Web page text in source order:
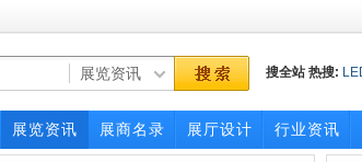
搜全站 热搜:
展览资讯 展商名录 展厅设计 行业资讯